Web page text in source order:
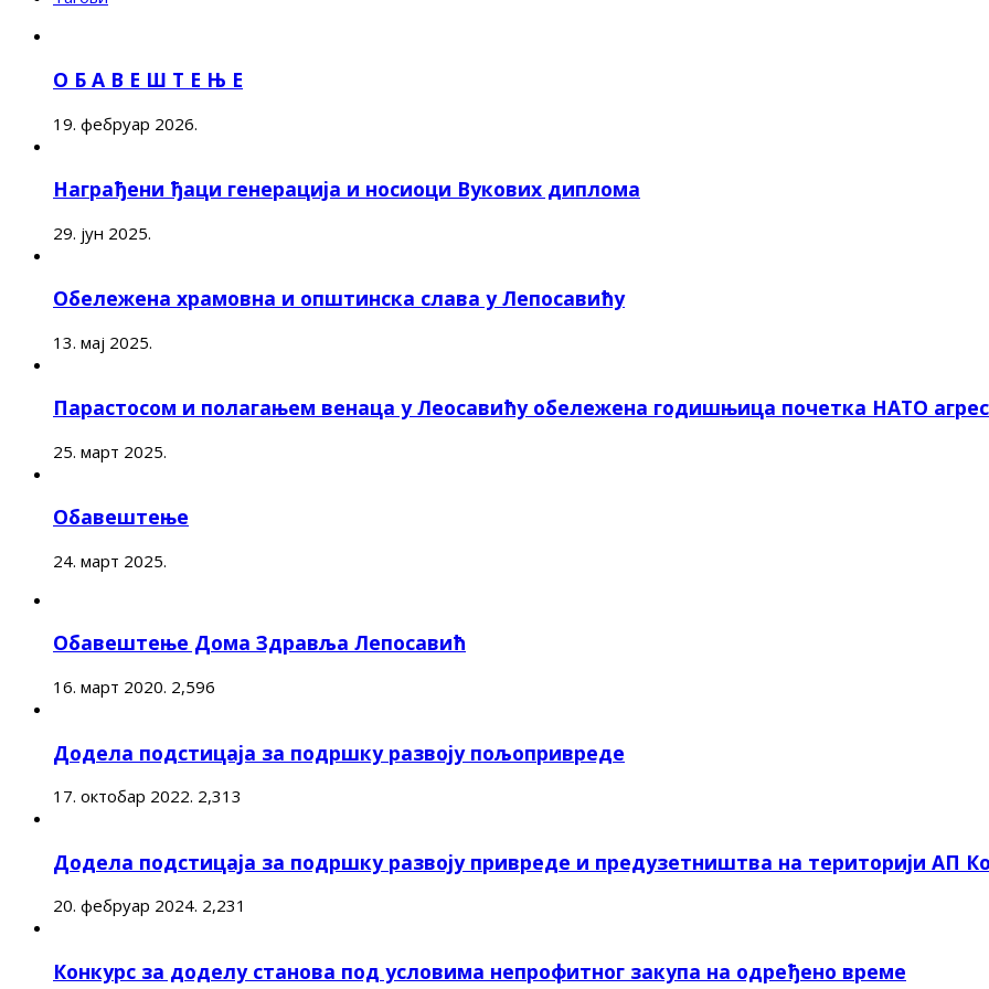
О Б А В Е Ш Т Е Њ Е
19. фебруар 2026.
Награђени ђаци генерација и носиоци Вукових диплома
29. јун 2025.
Обележена храмовна и општинска слава у Лепосавићу
13. мај 2025.
Парастосом и полагањем венаца у Леосавићу обележена годишњица почетка НАТО
25. март 2025.
Обавештење
24. март 2025.
Обавештење Дома Здравља Лепосавић
16. март 2020. 2,596
Додела подстицаја за подршку развоју пољопривреде
17. октобар 2022. 2,313
Додела подстицаја за подршку развоју привреде и предузетништва на територији АП
20. фебруар 2024. 2,231
Конкурс за доделу станова под условима непрофитног закупа на одређено време